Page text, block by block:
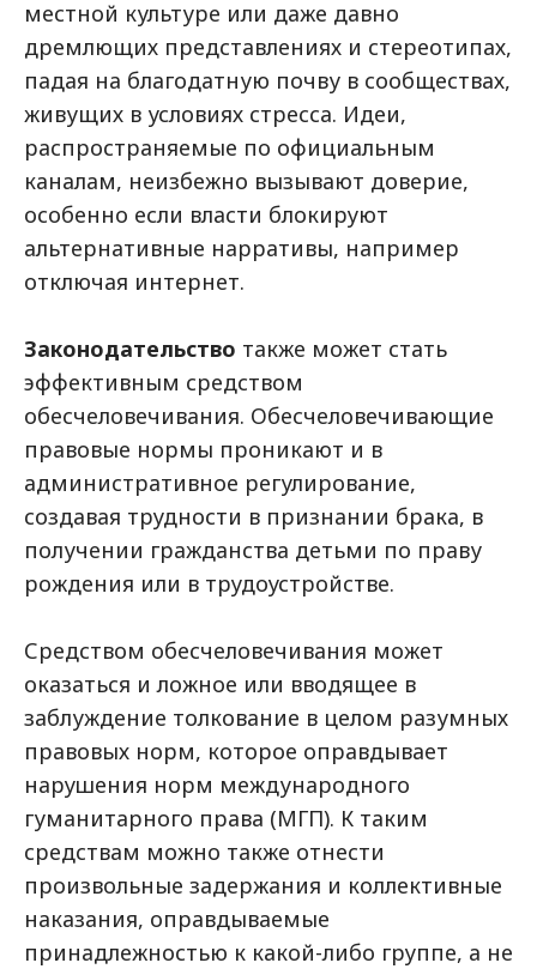
местной культуре или даже давно
дремлющих представлениях и стереотипах,
падая на благодатную почву в сообществах,
живущих в условиях стресса. Идеи,
распространяемые по официальным
каналам, неизбежно вызывают доверие,
особенно если власти блокируют
альтернативные нарративы, например
отключая интернет.
Законодательство также может стать
эффективным средством
обесчеловечивания. Обесчеловечивающие
правовые нормы проникают и в
административное регулирование,
создавая трудности в признании брака, в
получении гражданства детьми по праву
рождения или в трудоустройстве.
Средством обесчеловечивания может
оказаться и ложное или вводящее в
заблуждение толкование в целом разумных
правовых норм, которое оправдывает
нарушения норм международного
гуманитарного права (МГП). К таким
средствам можно также отнести
произвольные задержания и коллективные
наказания, оправдываемые
принадлежностью к какой-либо группе, а не